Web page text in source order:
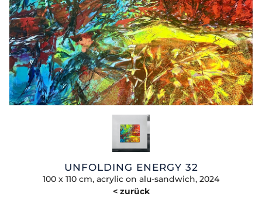
UNFOLDING ENERGY 32
100 x 110 cm, acrylic on alu-sandwich, 2024
< zurück